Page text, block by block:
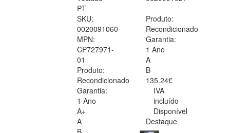
PT
SKU:
0020091060
MPN:
CP727971-
01
Produto:
Recondicionado
Garantia:
1 Ano
A+
A
Produto:
Recondicionado
Garantia:
1 Ano
A
B
135.24€
IVA
incluído
Disponível
Destaque